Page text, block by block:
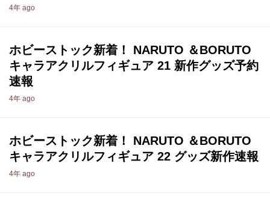
4年 ago
ホビーストック新着！ NARUTO ＆BORUTO
キャラアクリルフィギュア 21 新作グッズ予約
速報
4年 ago
ホビーストック新着！ NARUTO ＆BORUTO
キャラアクリルフィギュア 22 グッズ新作速報
4年 ago